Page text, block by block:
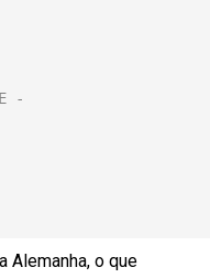
Alemanha, o que